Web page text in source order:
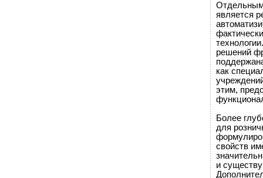
Отдельным
является
решений
как
этим,
Более
для
свойств
и